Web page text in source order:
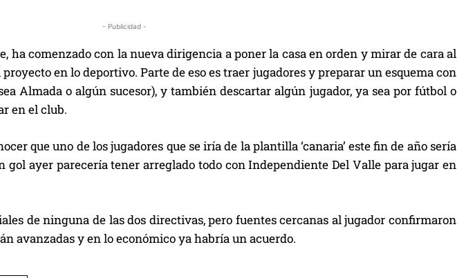
- Publicidad -
ha comenzado con la nueva dirigencia a poner la casa en orden y mirar de cara al
en lo deportivo. Parte de eso es traer jugadores y preparar un esquema con
Almada o algún sucesor), y también descartar algún jugador, ya sea por fútbol o
en el club.
que uno de los jugadores que se iría de la plantilla ‘canaria’ este fin de año sería
gol ayer parecería tener arreglado todo con Independiente Del Valle para jugar en
de ninguna de las dos directivas, pero fuentes cercanas al jugador confirmaron
avanzadas y en lo económico ya habría un acuerdo.